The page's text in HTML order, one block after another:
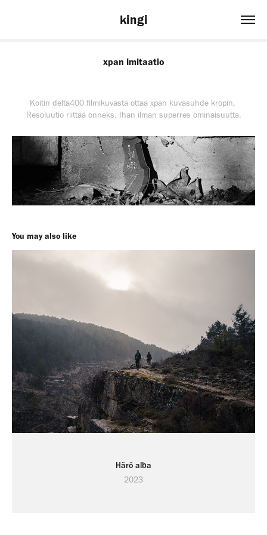
kingi
xpan imitaatio
Koitin delta400 filmikuvasta ottaa xpan kuvasuhde kropin,
Resoluutio riittää onneks. Ihan ilman superres ominaisuutta.
You may also like
Härö alba
2023